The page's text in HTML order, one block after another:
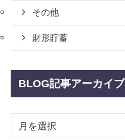
その他
財形貯蓄
BLOG記事アーカイブ
BLOG